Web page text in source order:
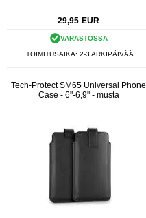
29,95 EUR
VARASTOSSA
TOIMITUSAIKA: 2-3 ARKIPÄIVÄÄ
Tech-Protect SM65 Universal Phone
Case - 6"-6,9" - musta